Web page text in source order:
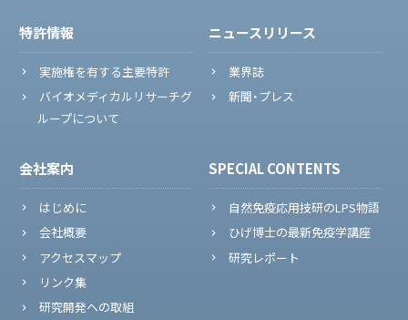
特許情報
実施権を有する主要特許
バイオメディカルリサーチグ
ループについて
ニュースリリース
業界誌
新聞・プレス
会社案内
はじめに
会社概要
アクセスマップ
リンク集
研究開発への取組
SPECIAL CONTENTS
自然免疫応用技研のLPS物語
ひげ博士の最新免疫学講座
研究レポート